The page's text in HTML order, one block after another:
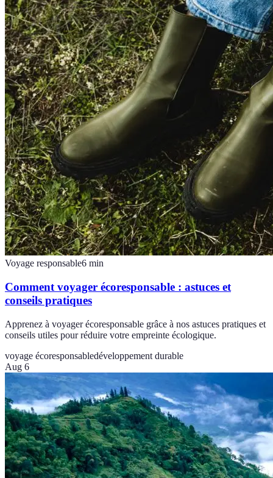
Voyage responsable6 min
Comment voyager écoresponsable : astuces et
conseils pratiques
Apprenez à voyager écoresponsable grâce à nos astuces pratiques et
conseils utiles pour réduire votre empreinte écologique.
voyage écoresponsabledéveloppement durable
Aug 6